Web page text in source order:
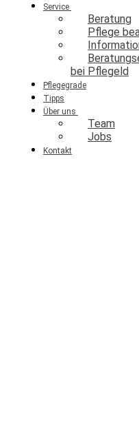
Service
Beratung
Pflege
bei Pflegeld
Pflegegrade
Tipps
Über uns
Team
Jobs
Kontakt